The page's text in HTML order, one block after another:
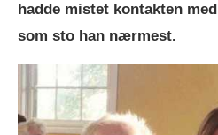
hadde mistet kontakten
som sto han nærmest.